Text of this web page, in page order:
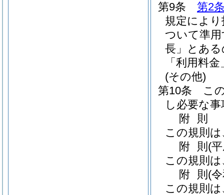
第9条
第2
規定によ
ついて準
長」とあ
「利用料
(その他)
第10条
こ
し必要な
附 則
この規則
附 則 (
この規則
附 則 (
この規則